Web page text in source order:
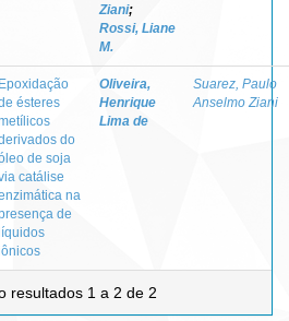
Ziani;
Rossi, Liane
M.
Epoxidação
ésteres
do
de soja
catálise
na
de
Oliveira,
Henrique
Lima de
Suarez, Paulo
Anselmo Ziani
resultados 1 a 2 de 2